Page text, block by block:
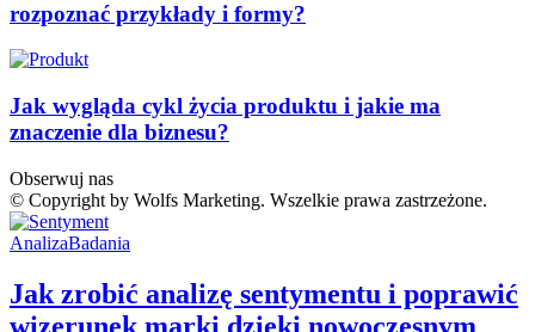
rozpoznać przykłady i formy?
Jak wygląda cykl życia produktu i jakie ma
znaczenie dla biznesu?
Obserwuj nas
© Copyright by Wolfs Marketing. Wszelkie prawa zastrzeżone.
AnalizaBadania
Jak zrobić analizę sentymentu i poprawić
wizerunek marki dzięki nowoczesnym